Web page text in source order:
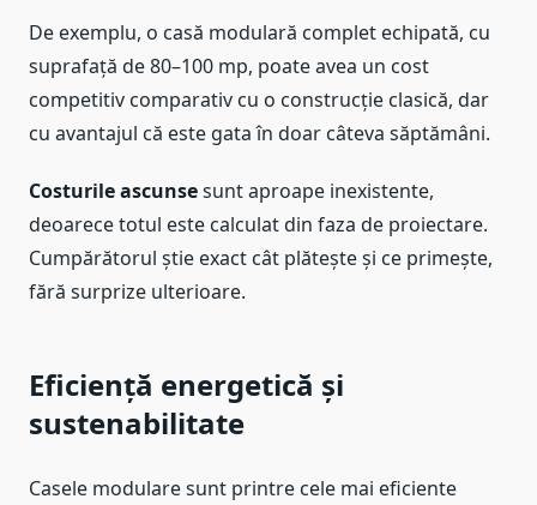
De exemplu, o casă modulară complet echipată, cu
suprafață de 80–100 mp, poate avea un cost
competitiv comparativ cu o construcție clasică, dar
cu avantajul că este gata în doar câteva săptămâni.
Costurile ascunsesunt aproape inexistente,
deoarece totul este calculat din faza de proiectare.
Cumpărătorul știe exact cât plătește și ce primește,
fără surprize ulterioare.
Eficiență energetică și
sustenabilitate
Casele modulare sunt printre cele mai eficiente